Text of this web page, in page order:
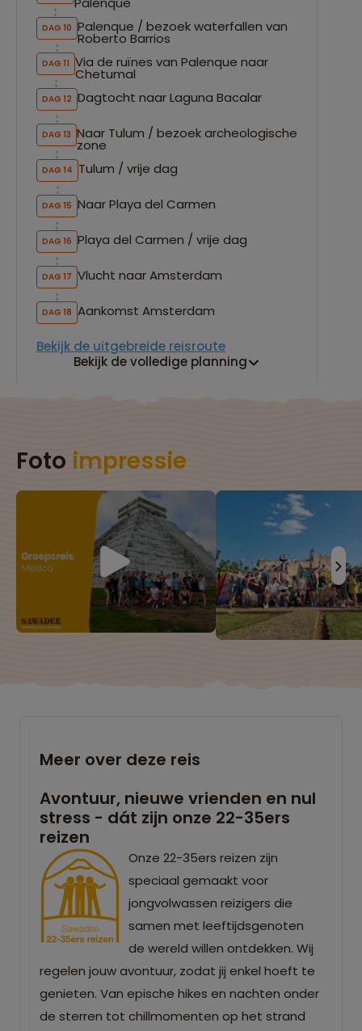
DAG 10 Palenque / bezoek waterfallen van
Roberto Barrios
DAG 11 Via de ruïnes van Palenque naar
Chetumal
DAG 12 Dagtocht naar Laguna Bacalar
DAG 13 Naar Tulum / bezoek archeologische
zone
DAG 14 Tulum / vrije dag
DAG 15 Naar Playa del Carmen
DAG 16 Playa del Carmen / vrije dag
DAG 17 Vlucht naar Amsterdam
DAG 18 Aankomst Amsterdam
Bekijk de uitgebreide reisroute
Bekijk de volledige planning
Foto impressie
Meer over deze reis
Avontuur, nieuwe vrienden en nul
stress - dát zijn onze 22-35ers
reizen
Onze 22-35ers reizen zijn
speciaal gemaakt voor
jongvolwassen reizigers die
samen met leeftijdsgenoten
de wereld willen ontdekken. Wij
regelen jouw avontuur, zodat jij enkel hoeft te
genieten. Van epische hikes en nachten onder
de sterren tot chillmomenten op het strand